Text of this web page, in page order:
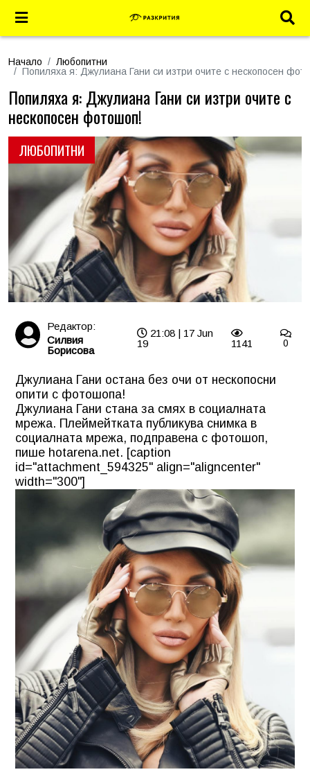
Начало
Любопитни
Попиляха я: Джулиана Гани си изтри очите с нескопосен
ЛЮБОПИТНИ
Попиляха я: Джулиана Гани си изтри очите с
нескопосен фотошоп!
Редактор:
Силвия
Борисова
21:08 | 17 Jun
19
1141 0
Джулиана Гани остана без очи от нескопосни
опити с фотошопа!
Джулиана Гани стана за смях в социалната
мрежа. Плеймейтката публикува снимка в
социалната мрежа, подправена с фотошоп,
пише hotarena.net. [caption
id="attachment_594325" align="aligncenter"
width="300"]